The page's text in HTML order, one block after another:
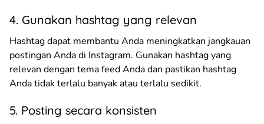
4. Gunakan hashtag yang relevan
Hashtag dapat membantu Anda meningkatkan jangkauan
postingan Anda di Instagram. Gunakan hashtag yang
relevan dengan tema feed Anda dan pastikan hashtag
Anda tidak terlalu banyak atau terlalu sedikit.
5. Posting secara konsisten